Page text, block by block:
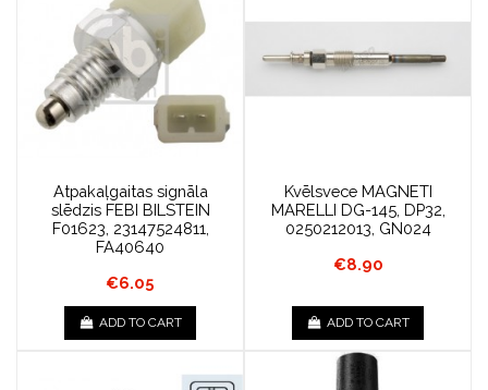
Atpakaļgaitas signāla
slēdzis FEBI BILSTEIN
F01623, 23147524811,
FA40640
€6.05
ADD TO CART
Kvēlsvece MAGNETI
MARELLI DG-145, DP32,
0250212013, GN024
€8.90
ADD TO CART